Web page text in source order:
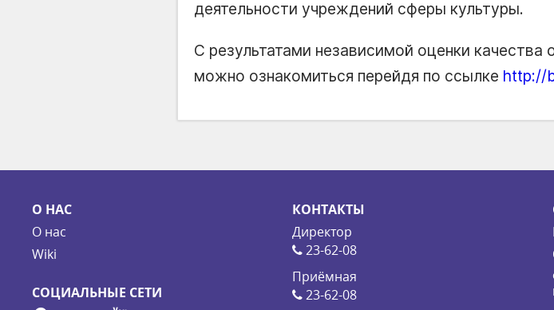
деятельности учреждений сферы культуры.
С результатами независимой оценки качества
можно ознакомиться перейдя по ссылке http://
О НАС
О нас
Wiki
СОЦИАЛЬНЫЕ СЕТИ
КОНТАКТЫ
Директор
23-62-08
Приёмная
23-62-08